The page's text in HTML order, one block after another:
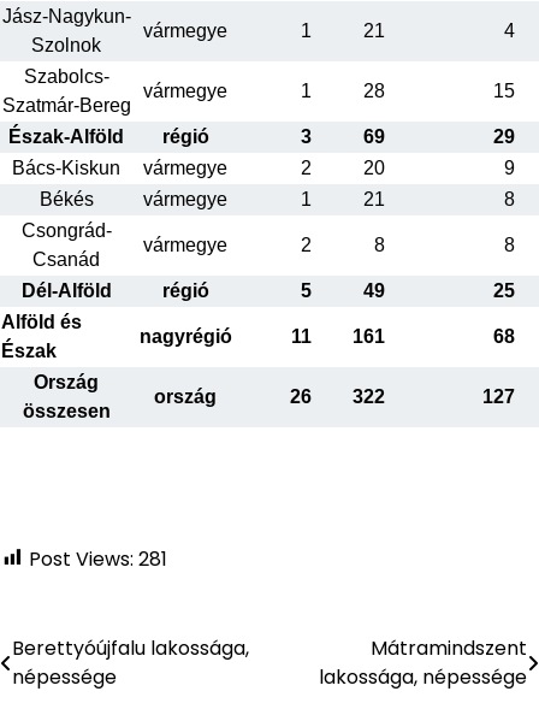
Jász-Nagykun-
Szolnok
vármegye 1 21 4
Szabolcs-
Szatmár-Bereg
vármegye 1 28 15
Észak-Alföld régió 3 69
29
Bács-Kiskun
vármegye 2 20
9
Békés
vármegye 1 21
8
Csongrád-
Csanád
vármegye 2 8 8
Dél-Alföld régió 5 49
25
Alföld és
Észak
nagyrégió 11 161 68
Ország
összesen
ország 26 322 127
Post Views: 281
Bejegyzés
navigáció
Berettyóújfalu lakossága,
népessége
Mátramindszent
lakossága, népessége